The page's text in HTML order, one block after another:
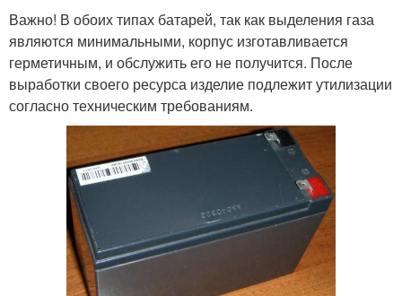
Важно! В обоих типах батарей, так как выделения газа
являются минимальными, корпус изготавливается
герметичным, и обслужить его не получится. После
выработки своего ресурса изделие подлежит утилизации
согласно техническим требованиям.